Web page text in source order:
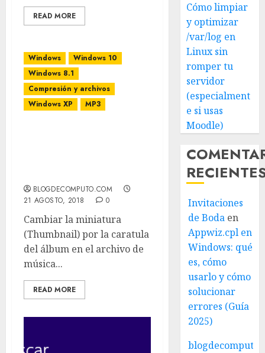
READ MORE
Windows
Windows 10
Windows 8.1
Compresión y archivos
Windows XP
MP3
BLOGDECOMPUTO.COM
21 AGOSTO, 2018
0
Cambiar la miniatura
(Thumbnail) por la caratula
del álbum en el archivo de
música...
READ MORE
Cómo limpiar
y optimizar
/var/log en
Linux sin
romper tu
servidor
(especialment
e si usas
Moodle)
Invitaciones
de Boda en
Appwiz.cpl en
Windows: qué
es, cómo
usarlo y cómo
solucionar
errores (Guía
2025)